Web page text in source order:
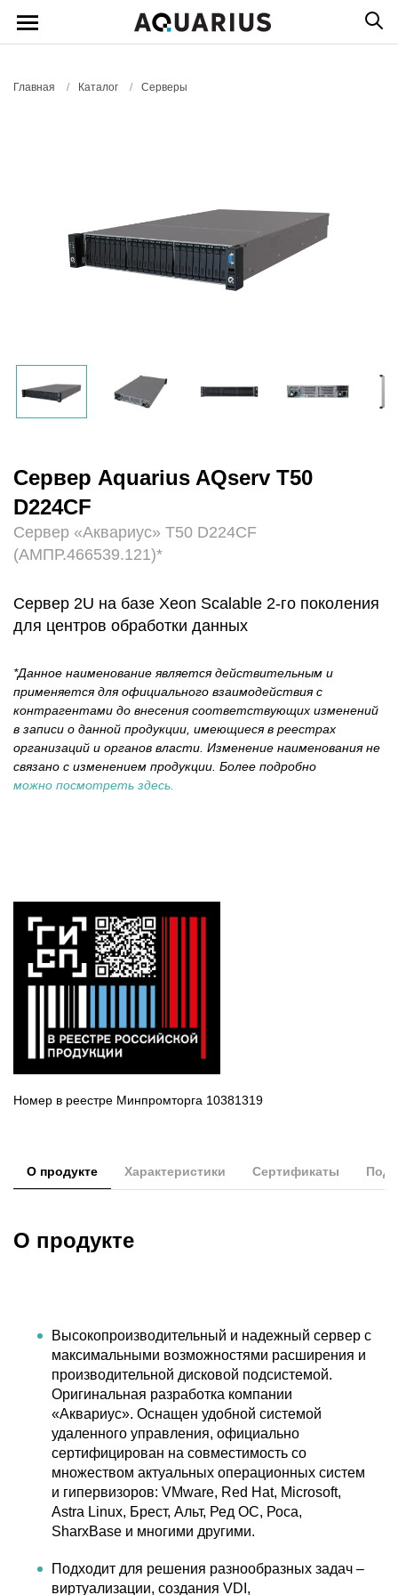
Главная / Каталог / Серверы
Сервер Aquarius AQserv T50
D224CF
Сервер «Аквариус» T50 D224CF
(АМПР.466539.121)*
Cервер 2U на базе Xeon Scalable 2-го поколения
для центров обработки данных
*Данное наименование является действительным и
применяется для официального взаимодействия с
контрагентами до внесения соответствующих изменений
в записи о данной продукции, имеющиеся в реестрах
организаций и органов власти. Изменение наименования не
связано с изменением продукции. Более подробно
можно посмотреть здесь.
Номер в реестре Минпромторга 10381319
О продукте Характеристики Сертификаты
О продукте
Высокопроизводительный и надежный сервер с
максимальными возможностями расширения и
производительной дисковой подсистемой.
Оригинальная разработка компании
«Аквариус». Оснащен удобной системой
удаленного управления, официально
сертифицирован на совместимость со
множеством актуальных операционных систем
и гипервизоров: VMware, Red Hat, Microsoft,
Astra Linux, Брест, Альт, Ред ОС, Роса,
SharxBase и многими другими.
Подходит для решения разнообразных задач –
виртуализации, создания VDI,